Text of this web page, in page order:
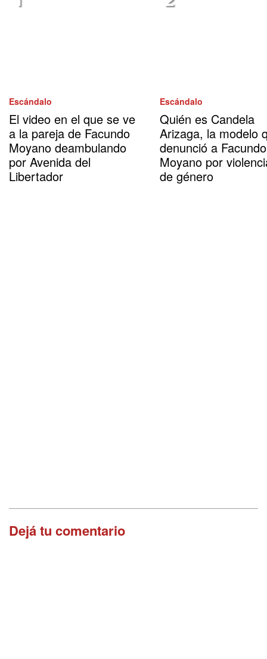
Escándalo
El video en el que se ve
a la pareja de Facundo
Moyano deambulando
por Avenida del
Libertador
Escándalo
Quién es Candela
Arizaga, la modelo
denunció a Facundo
Moyano por
de género
Dejá tu comentario